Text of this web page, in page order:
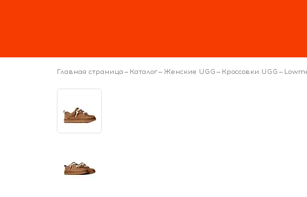
Главная страница— Каталог— Женские UGG— Кроссовки UGG—